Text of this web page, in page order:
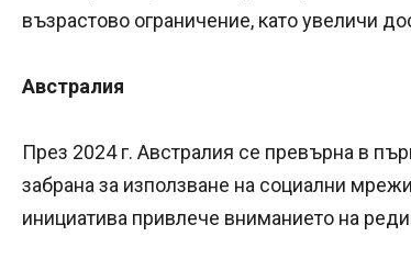
възрастово ограничение, като увеличи
Австралия
През 2024 г. Австралия се превърна в
забрана за използване на социални
инициатива привлече вниманието на